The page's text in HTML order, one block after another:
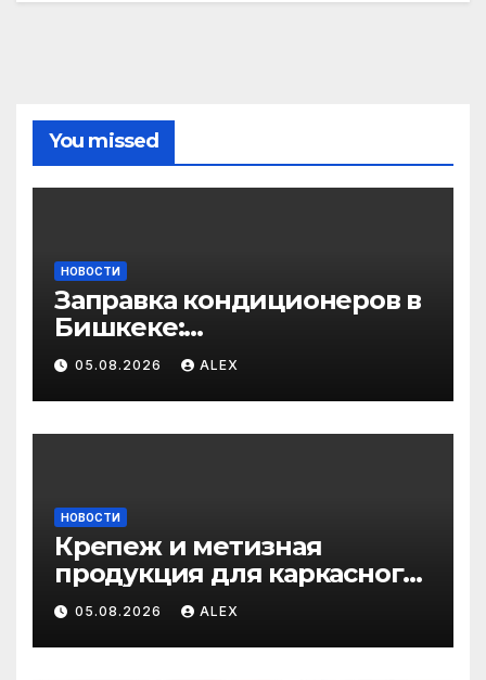
You missed
НОВОСТИ
Заправка кондиционеров в
Бишкеке:
профессиональные услуги
для дома и авто
05.08.2026 ALEX
НОВОСТИ
Крепеж и метизная
продукция для каркасного
и загородного
строительства: от
саморезов до анкеров
05.08.2026 ALEX